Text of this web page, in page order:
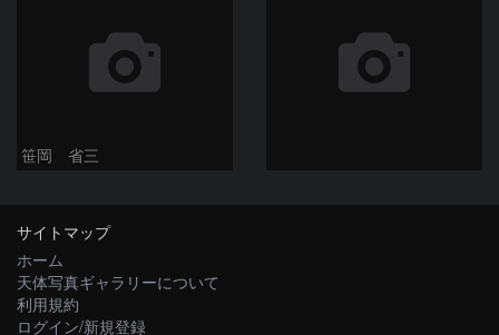
笹岡 省三
サイトマップ
ホーム
天体写真ギャラリーについて
利用規約
ログイン/新規登録